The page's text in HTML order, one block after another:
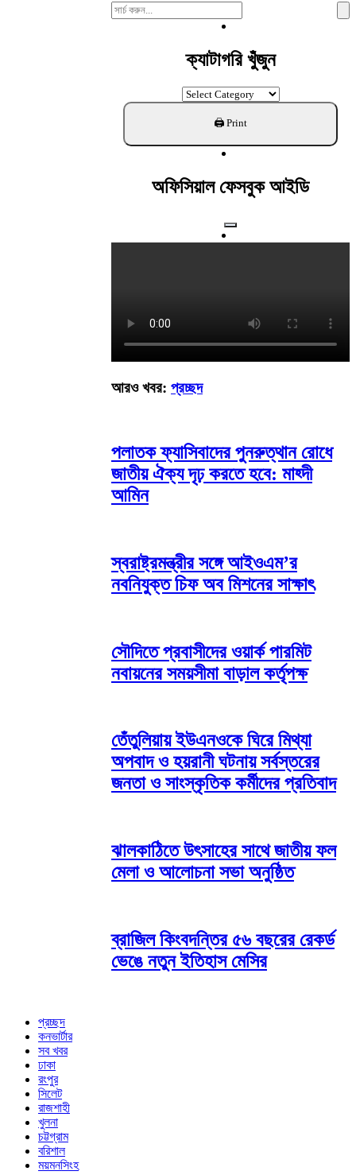
Search
For:
ক্যাটাগরি খুঁজুন
ক্যাটাগরি
খুঁজুন
অফিসিয়াল ফেসবুক আইডি
আরও খবর: প্রচ্ছদ
পলাতক ফ্যাসিবাদের পুনরুত্থান রোধে
জাতীয় ঐক্য দৃঢ় করতে হবে: মাহ্দী
আমিন
স্বরাষ্ট্রমন্ত্রীর সঙ্গে আইওএম’র
নবনিযুক্ত চিফ অব মিশনের সাক্ষাৎ
সৌদিতে প্রবাসীদের ওয়ার্ক পারমিট
নবায়নের সময়সীমা বাড়াল কর্তৃপক্ষ
তেঁতুলিয়ায় ইউএনওকে ঘিরে মিথ্যা
অপবাদ ও হয়রানী ঘটনায় সর্বস্তরের
জনতা ও সাংস্কৃতিক কর্মীদের প্রতিবাদ
ঝালকাঠিতে উৎসাহের সাথে জাতীয় ফল
মেলা ও আলোচনা সভা অনুষ্ঠিত
ব্রাজিল কিংবদন্তির ৫৬ বছরের রেকর্ড
ভেঙে নতুন ইতিহাস মেসির
প্রচ্ছদ
কনভার্টার
সব খবর
ঢাকা
রংপুর
সিলেট
রাজশাহী
খুলনা
চট্টগ্রাম
বরিশাল
ময়মনসিংহ